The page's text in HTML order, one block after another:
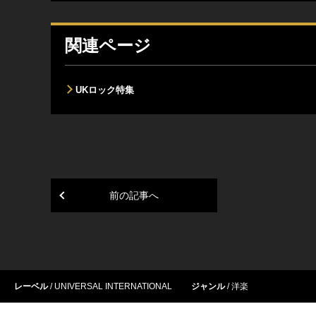
関連ページ
UKロック特集
前の記事へ
レーベル UNIVERSAL INTERNATIONAL ジャンル 洋楽